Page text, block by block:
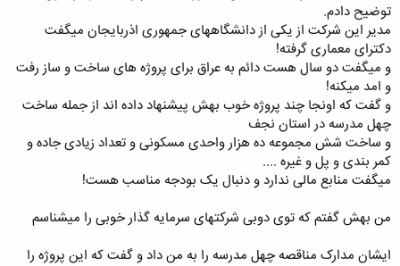
توضیح دادم.
مدیر این شرکت از یکی از دانشگاههای جمهوری اذربایجان میگفت
دکترای معماری گرفته!
و میگفت دو سال هست دائم به عراق برای پروژه های ساخت و ساز رفت
و امد میکنه!
و گفت که اونجا چند پروژه خوب بهش پیشنهاد داده اند از جمله ساخت
چهل مدرسه در استان نجف
و ساخت شش مجموعه ده هزار واحدی مسکونی و تعداد زیادی جاده و
کمر بندی و پل و غیره ....
میگفت منابع مالی ندارد و دنبال یک بودجه مناسب هست!
من بهش گفتم که توی دوبی شرکتهای سرمایه گذار خوبی را میشناسم
ایشان مدارک مناقصه چهل مدرسه را به من داد و گفت که این پروژه را